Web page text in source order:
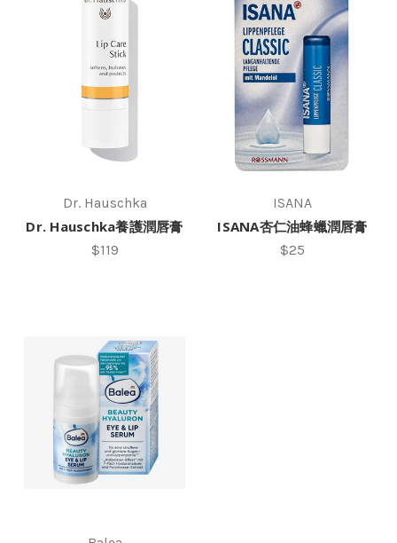
Dr. Hauschka
Dr. Hauschka養護潤唇膏
$119
ISANA
ISANA杏仁油蜂蠟潤唇膏
$25